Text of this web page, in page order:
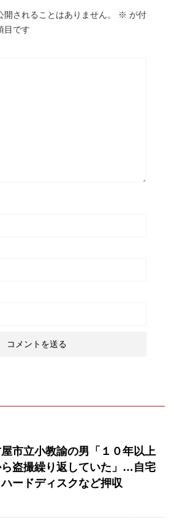
開されることはありません。 ※ が付
目です
市立小教諭の男「１０年以上
盗撮繰り返していた」…自宅
ードディスクなど押収